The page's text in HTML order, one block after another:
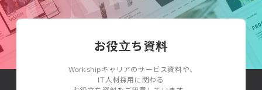
お役立ち資料
Workshipキャリアのサービス資料や、
IT人材採用に関わる